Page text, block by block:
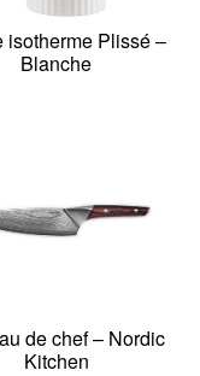
isotherme Plissé –
Blanche
de chef – Nordic
Kitchen